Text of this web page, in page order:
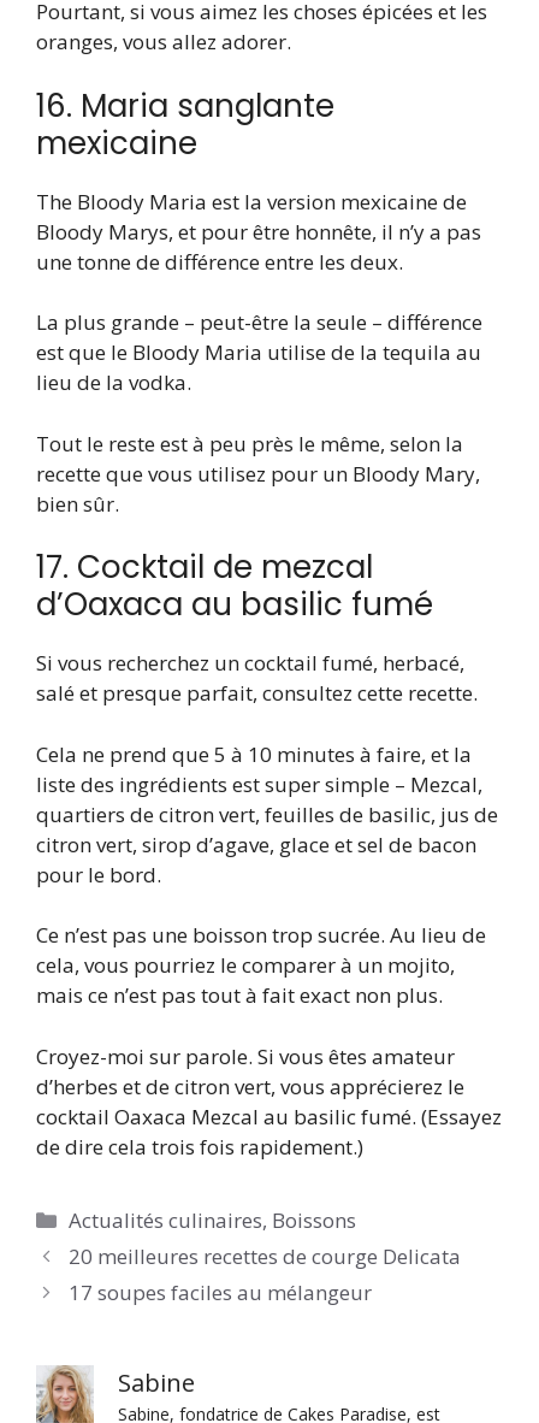
Pourtant, si vous aimez les choses épicées et les
oranges, vous allez adorer.
16. Maria sanglante
mexicaine
The Bloody Maria est la version mexicaine de
Bloody Marys, et pour être honnête, il n’y a pas
une tonne de différence entre les deux.
La plus grande – peut-être la seule – différence
est que le Bloody Maria utilise de la tequila au
lieu de la vodka.
Tout le reste est à peu près le même, selon la
recette que vous utilisez pour un Bloody Mary,
bien sûr.
17. Cocktail de mezcal
d’Oaxaca au basilic fumé
Si vous recherchez un cocktail fumé, herbacé,
salé et presque parfait, consultez cette recette.
Cela ne prend que 5 à 10 minutes à faire, et la
liste des ingrédients est super simple – Mezcal,
quartiers de citron vert, feuilles de basilic, jus de
citron vert, sirop d’agave, glace et sel de bacon
pour le bord.
Ce n’est pas une boisson trop sucrée. Au lieu de
cela, vous pourriez le comparer à un mojito,
mais ce n’est pas tout à fait exact non plus.
Croyez-moi sur parole. Si vous êtes amateur
d’herbes et de citron vert, vous apprécierez le
cocktail Oaxaca Mezcal au basilic fumé. (Essayez
de dire cela trois fois rapidement.)
Catégories
Actualités culinaires, Boissons
20 meilleures recettes de courge Delicata
17 soupes faciles au mélangeur
Sabine
Sabine, fondatrice de Cakes Paradise, est